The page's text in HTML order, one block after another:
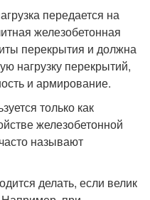
передается на
железобетонная
перекрытия и должна
нагрузку перекрытий,
и армирование.
только как
железобетонной
называют
делать, если велик